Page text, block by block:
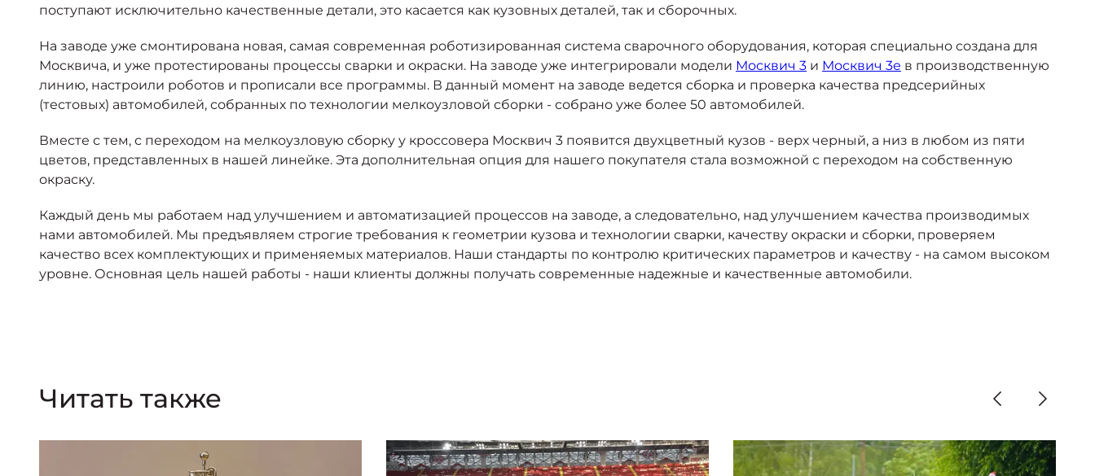
поступают исключительно качественные детали, это касается как кузовных деталей, так и сборочных.
На заводе уже смонтирована новая, самая современная роботизированная система сварочного оборудования, которая специально создана для
Москвича, и уже протестированы процессы сварки и окраски. На заводе уже интегрировали модели Москвич 3 и Москвич 3е в производственную
линию, настроили роботов и прописали все программы. В данный момент на заводе ведется сборка и проверка качества предсерийных
(тестовых) автомобилей, собранных по технологии мелкоузловой сборки - собрано уже более 50 автомобилей.
Вместе с тем, с переходом на мелкоузловую сборку у кроссовера Москвич 3 появится двухцветный кузов - верх черный, а низ в любом из пяти
цветов, представленных в нашей линейке. Эта дополнительная опция для нашего покупателя стала возможной с переходом на собственную
окраску.
Каждый день мы работаем над улучшением и автоматизацией процессов на заводе, а следовательно, над улучшением качества производимых
нами автомобилей. Мы предъявляем строгие требования к геометрии кузова и технологии сварки, качеству окраски и сборки, проверяем
качество всех комплектующих и применяемых материалов. Наши стандарты по контролю критических параметров и качеству - на самом высоком
уровне. Основная цель нашей работы - наши клиенты должны получать современные надежные и качественные автомобили.
Читать также